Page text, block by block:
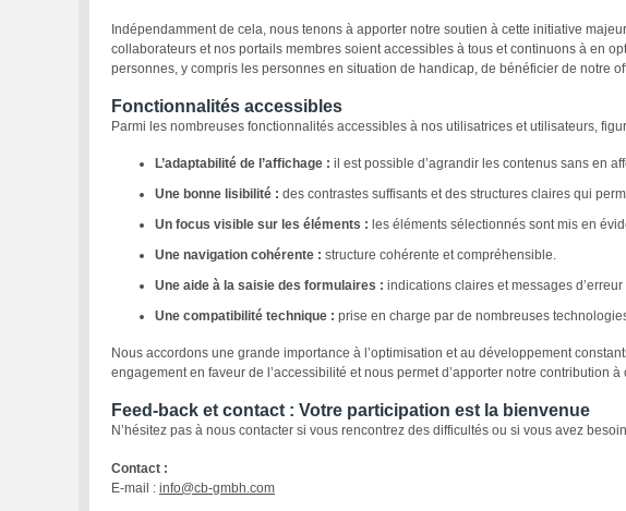
Indépendamment de cela, nous tenons à apporter notre soutien à cette initiative
collaborateurs et nos portails membres soient accessibles à tous et continuons à en
personnes, y compris les personnes en situation de handicap, de bénéficier de notre
Fonctionnalités accessibles
Parmi les nombreuses fonctionnalités accessibles à nos utilisatrices et utilisateurs,
L’adaptabilité de l’affichage : il est possible d’agrandir les contenus sans en
Une bonne lisibilité : des contrastes suffisants et des structures claires qui
Un focus visible sur les éléments : les éléments sélectionnés sont mis en
Une navigation cohérente : structure cohérente et compréhensible.
Une aide à la saisie des formulaires : indications claires et messages
Une compatibilité technique : prise en charge par de nombreuses
Nous accordons une grande importance à l’optimisation et au développement
engagement en faveur de l’accessibilité et nous permet d’apporter notre contribution
Feed-back et contact : Votre participation est la bienvenue
N’hésitez pas à nous contacter si vous rencontrez des difficultés ou si vous avez
Contact :
E-mail : info@cb-gmbh.com